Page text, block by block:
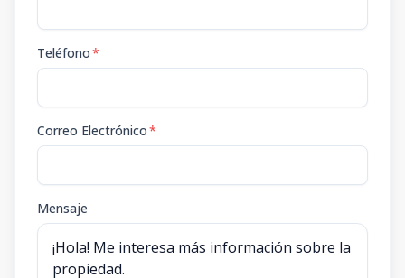
Teléfono*
Correo Electrónico*
Mensaje